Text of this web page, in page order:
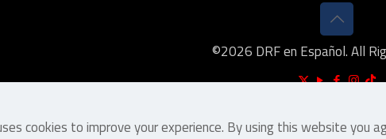
©2026 DRF en Español. All
cookies to improve your experience. By using this website you